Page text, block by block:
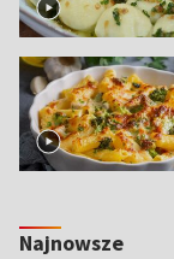
Najnowsze